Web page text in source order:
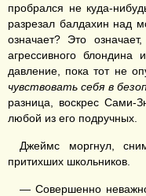
пробрался не куда-
разрезал балдахин над
означает? Это
агрессивного блондина
давление, пока тот не
чувствовать себя в
разница, воскрес Сами-
любой из его подручных.
Джеймс моргнул,
притихших школьников.
— Совершенно